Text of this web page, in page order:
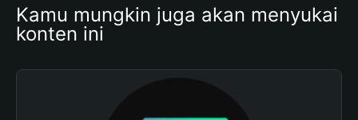
Kamu mungkin juga akan menyukai
konten ini